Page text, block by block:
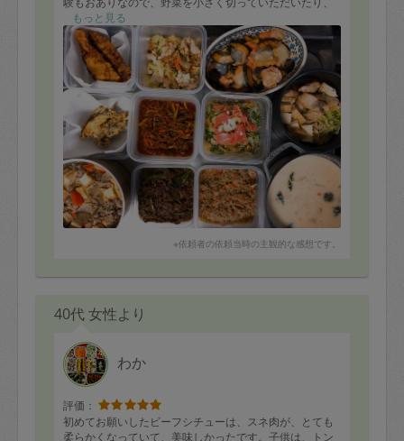
子供が食べやすいように気遣って頂いているので、大変
助かっています。
他にも工夫を凝らしたお料理をたくさんお作りいただ
き、感謝です。
揚げ物は冷凍したので、週末のおかずにさせてもらいま
す。
ふたばさまの栄養たっぷりの美味しいおかずのおかげ
で、安心して仕事に集中出来ていることに感謝していま
す。
今回もありがとうございました！またよろしくお願いい
たします。
1.ベシャメルソースのホワイトシチュー★
2.こども麻婆春雨★
5.牛肉と根菜のトマトソース★
7.ささみとキャベツの塩煮★
8.タラの大葉揚げ★
9.ブリと厚揚げの煮しめ (厚揚げ以外)★
10.スモークサーモンのマリネ
11.豚と野菜のうま煮 (厚揚げ以外)★
★印冷凍可能
もっと見る
※依頼者の依頼当時の主観的な感想です。
40代 女性より
わか
評価：
初めてお願いしたビーフシチューは、スネ肉が、とても
柔らかくなっていて、美味しかったです。子供は、トン